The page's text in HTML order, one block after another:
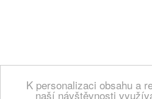
K personalizaci obsahu a
naší návštěvnosti